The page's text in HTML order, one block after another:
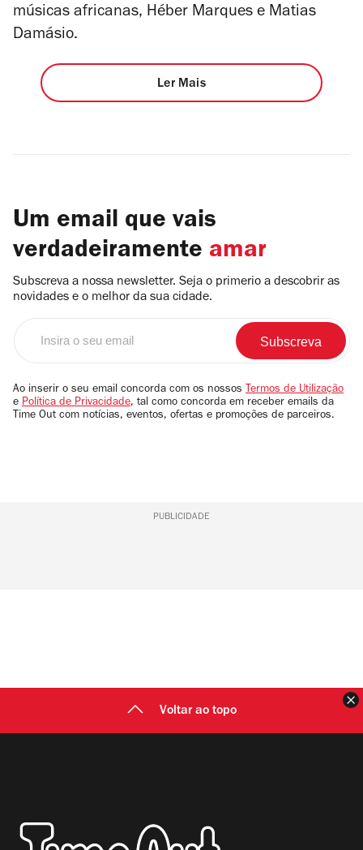
músicas africanas, Héber Marques e Matias
Damásio.
Ler Mais
Um email que vais
verdadeiramente amar
Subscreva a nossa newsletter. Seja o primerio a descobrir as
novidades e o melhor da sua cidade.
email
Ao inserir o seu email concorda com os nossos Termos de Utilização
e Política de Privacidade, tal como concorda em receber emails da
Time Out com notícias, eventos, ofertas e promoções de parceiros.
PUBLICIDADE
Voltar ao topo